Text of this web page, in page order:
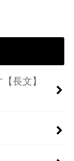
長文】